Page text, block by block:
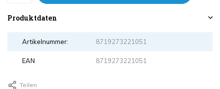
Produktdaten
Artikelnummer: 8719273221051
EAN 8719273221051
Teilen